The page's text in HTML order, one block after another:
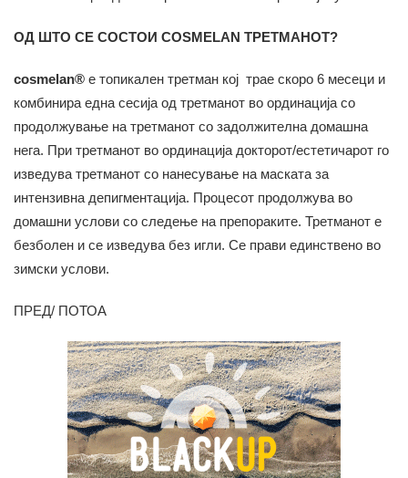
ОД ШТО СЕ СОСТОИ COSMELAN ТРЕТМАНОТ?
cosmelan® е топикален третман кој трае скоро 6 месеци и
комбинира една сесија од третманот во ординација со
продолжување на третманот со задолжителна домашна
нега. При третманот во ординација докторот/естетичарот го
изведува третманот со нанесување на маската за
интензивна депигментација. Процесот продолжува во
домашни услови со следење на препораките. Третманот е
безболен и се изведува без игли. Се прави единствено во
зимски услови.
ПРЕД/ ПОТОА